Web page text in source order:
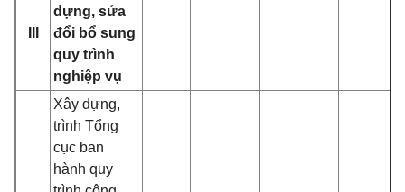
dựng, sửa
đổi bổ sung
quy trình
nghiệp vụ
Xây dựng,
trình Tổng
cục ban
hành quy